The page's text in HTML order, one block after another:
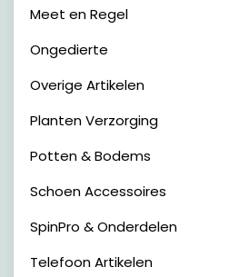
Meet en Regel
Ongedierte
Overige Artikelen
Planten Verzorging
Potten & Bodems
Schoen Accessoires
SpinPro & Onderdelen
Telefoon Artikelen